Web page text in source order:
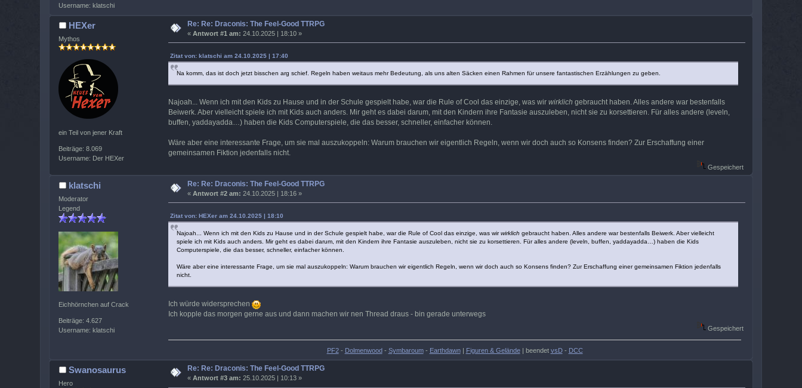
Username: klatschi
HEXer
Mythos
ein Teil von jener Kraft
Beiträge: 8.069
Username: Der HEXer
Re: Re: Draconis: The Feel-Good TTRPG
«Antwort #1 am: 24.10.2025 | 18:10 »
Zitat von: klatschi am 24.10.2025 | 17:40
Na komm, das ist doch jetzt bisschen arg schief. Regeln haben weitaus mehr Bedeutung, als uns alten Säcken einen Rahmen für unsere fantastischen Erzählungen zu geben.
Najoah... Wenn ich mit den Kids zu Hause und in der Schule gespielt habe, war die Rule of Cool das einzige, was wir wirklich gebraucht haben. Alles andere war bestenfalls
Beiwerk. Aber vielleicht spiele ich mit Kids auch anders. Mir geht es dabei darum, mit den Kindern ihre Fantasie auszuleben, nicht sie zu korsettieren. Für alles andere (leveln,
buffen, yaddayadda…) haben die Kids Computerspiele, die das besser, schneller, einfacher können.
Wäre aber eine interessante Frage, um sie mal auszukoppeln: Warum brauchen wir eigentlich Regeln, wenn wir doch auch so Konsens finden? Zur Erschaffung einer
gemeinsamen Fiktion jedenfalls nicht.
Gespeichert
klatschi
Moderator
Legend
Eichhörnchen auf Crack
Beiträge: 4.627
Username: klatschi
Re: Re: Draconis: The Feel-Good TTRPG
«Antwort #2 am: 24.10.2025 | 18:16 »
Zitat von: HEXer am 24.10.2025 | 18:10
Najoah... Wenn ich mit den Kids zu Hause und in der Schule gespielt habe, war die Rule of Cool das einzige, was wirwirklich gebraucht haben. Alles andere war bestenfalls Beiwerk. Aber vielleicht
spiele ich mit Kids auch anders. Mir geht es dabei darum, mit den Kindern ihre Fantasie auszuleben, nicht sie zu korsettieren. Für alles andere (leveln, buffen, yaddayadda…) haben die Kids
Computerspiele, die das besser, schneller, einfacher können.
Wäre aber eine interessante Frage, um sie mal auszukoppeln: Warum brauchen wir eigentlich Regeln, wenn wir doch auch so Konsens finden? Zur Erschaffung einer gemeinsamen Fiktion jedenfalls
nicht.
Ich würde widersprechen
Ich kopple das morgen gerne aus und dann machen wir nen Thread draus - bin gerade unterwegs
Gespeichert
PF2- Dolmenwood - Symbaroum- Earthdawn| Figuren & Gelände| beendet vsD- DCC
Swanosaurus
Hero
Re: Re: Draconis: The Feel-Good TTRPG
«Antwort #3 am: 25.10.2025 | 10:13 »